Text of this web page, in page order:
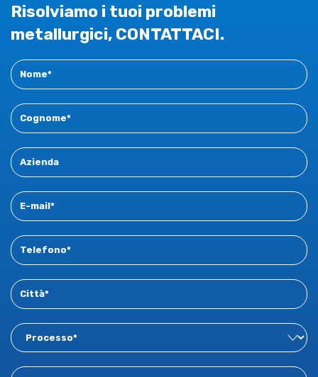
Risolviamo i tuoi problemi
metallurgici, CONTATTACI.
Contact
New